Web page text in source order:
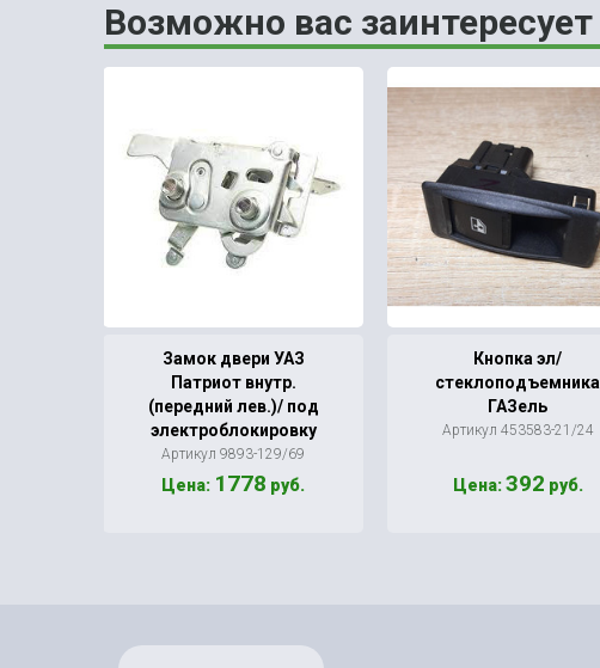
Возможно вас заинтересует
Замок двери УАЗ
Патриот внутр.
(передний лев.)/ под
электроблокировку
Артикул 9893-129/69
Цена: 1778 руб.
Кнопка эл/
стеклоподъемника
ГАЗель
Артикул 453583-21/24
Цена:392 руб.